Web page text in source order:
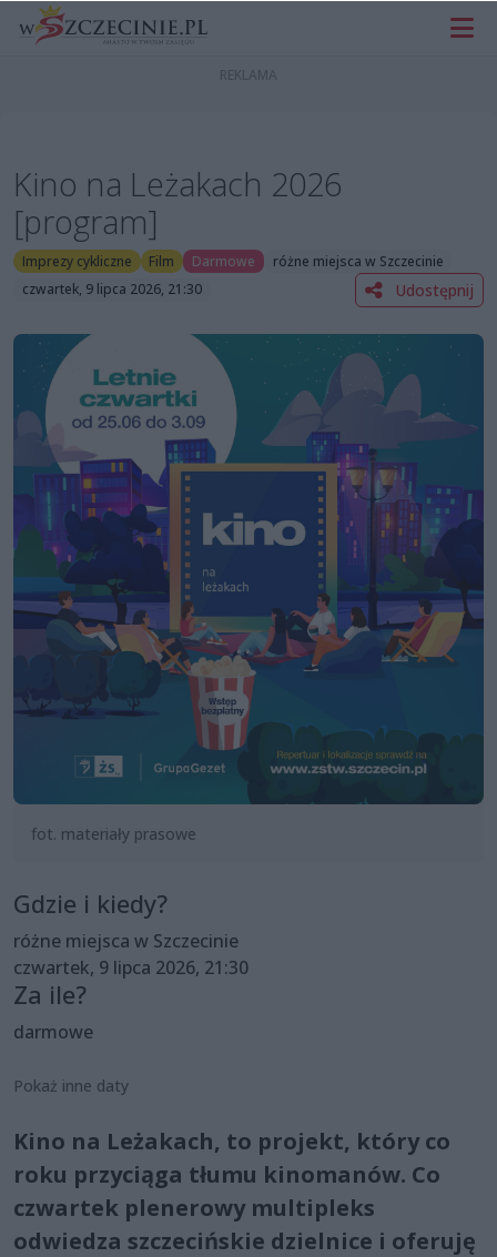
Kino na Leżakach 2026
[program]
Imprezy cykliczne Film Darmowe
różne miejsca w Szczecinie
czwartek, 9 lipca 2026, 21:30
Udostępnij
fot. materiały prasowe
Gdzie i kiedy?
różne miejsca w Szczecinie
czwartek, 9 lipca 2026, 21:30
Za ile?
darmowe
Pokaż inne daty
Kino na Leżakach, to projekt, który co
roku przyciąga tłumu kinomanów. Co
czwartek plenerowy multipleks
odwiedza szczecińskie dzielnice i oferuję